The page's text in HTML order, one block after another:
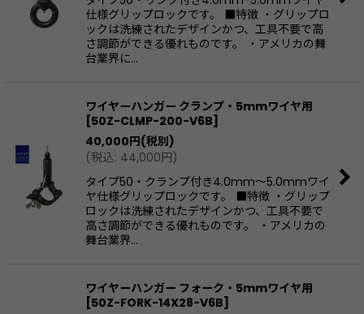
仕様グリップロックです。 ■特徴 ・グリップロ
ックは洗練されたデザインかつ、工具不要で高
さ調節ができる優れものです。 ・アメリカの舞
台業界に…
ワイヤーハンガー クランプ・5mmワイヤ用
[50Z-CLMP-200-V6B]
40,000円(税別)
(税込: 44,000円)
タイプ50・クランプ付き4.0mm〜5.0mmワイ
ヤ仕様グリップロックです。 ■特徴 ・グリップ
ロックは洗練されたデザインかつ、工具不要で
高さ調節ができる優れものです。 ・アメリカの
舞台業界…
ワイヤーハンガー フォーク・5mmワイヤ用
[50Z-FORK-14X28-V6B]